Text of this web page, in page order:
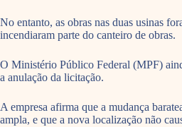
No entanto, as obras nas duas usinas
incendiaram parte do canteiro de obras.
O Ministério Público Federal (MPF)
a anulação da licitação.
A empresa afirma que a mudança
ampla, e que a nova localização não